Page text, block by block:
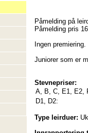
Påmelding på
Påmelding pris
Ingen premiering.
Juniorer som er
Stevnepriser:
A, B, C, E1, E2,
D1, D2:
Type leirduer: